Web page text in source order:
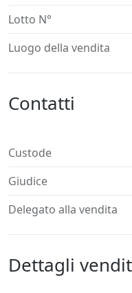
Lotto N°
Luogo della vendita
Contatti
Custode
Giudice
Delegato alla vendita
Dettagli